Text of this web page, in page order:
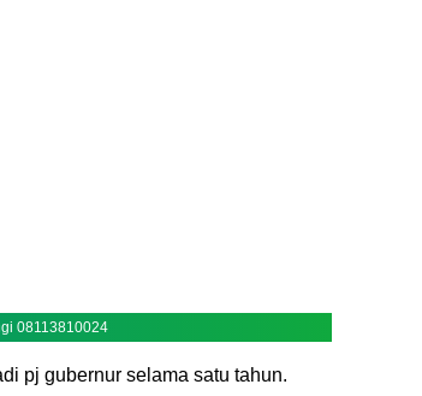
08113810024
pj gubernur selama satu tahun.